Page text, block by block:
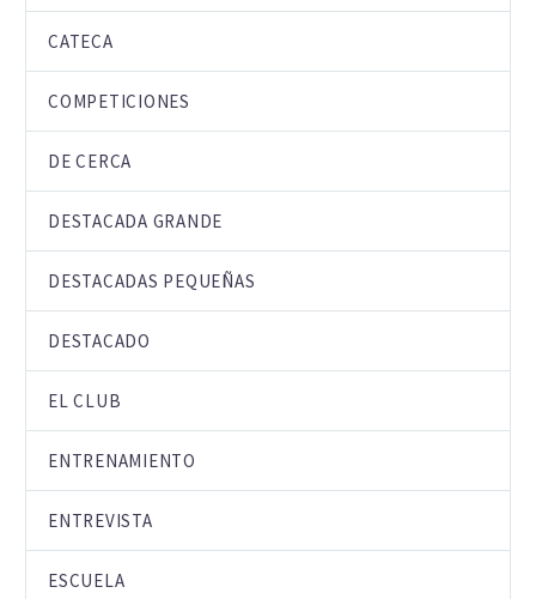
CATECA
COMPETICIONES
DE CERCA
DESTACADA GRANDE
DESTACADAS PEQUEÑAS
DESTACADO
EL CLUB
ENTRENAMIENTO
ENTREVISTA
ESCUELA